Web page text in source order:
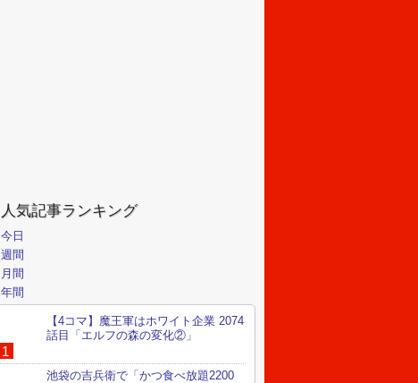
人気記事ランキング
今日
週間
月間
年間
【4コマ】魔王軍はホワイト企業 2074
話目「エルフの森の変化②」
池袋の吉兵衛で「かつ食べ放題2200